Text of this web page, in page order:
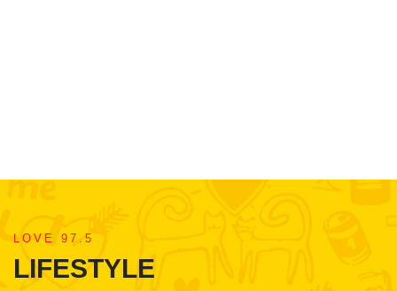
LOVE 97.5
LIFESTYLE